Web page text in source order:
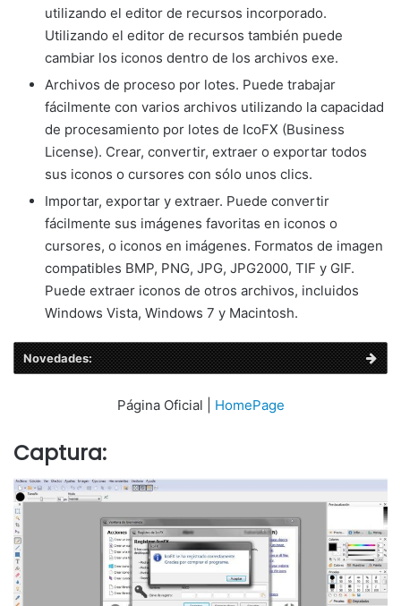
utilizando el editor de recursos incorporado.
Utilizando el editor de recursos también puede
cambiar los iconos dentro de los archivos exe.
Archivos de proceso por lotes. Puede trabajar
fácilmente con varios archivos utilizando la capacidad
de procesamiento por lotes de IcoFX (Business
License). Crear, convertir, extraer o exportar todos
sus iconos o cursores con sólo unos clics.
Importar, exportar y extraer. Puede convertir
fácilmente sus imágenes favoritas en iconos o
cursores, o iconos en imágenes. Formatos de imagen
compatibles BMP, PNG, JPG, JPG2000, TIF y GIF.
Puede extraer iconos de otros archivos, incluidos
Windows Vista, Windows 7 y Macintosh.
Novedades:
Página Oficial | HomePage
Captura: